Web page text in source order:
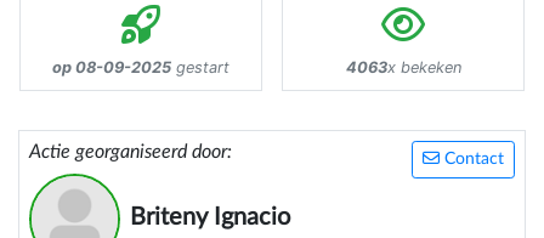
op 08-09-2025 gestart 4063x bekeken
Contact
Actie georganiseerd door:
Briteny Ignacio